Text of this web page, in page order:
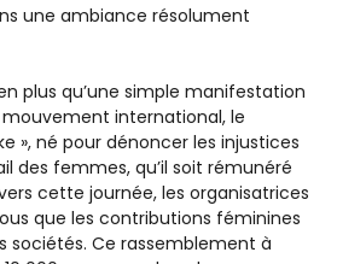
une ambiance résolument
plus qu’une simple manifestation
mouvement international, le
», né pour dénoncer les injustices
des femmes, qu’il soit rémunéré
cette journée, les organisatrices
que les contributions féminines
sociétés. Ce rassemblement à